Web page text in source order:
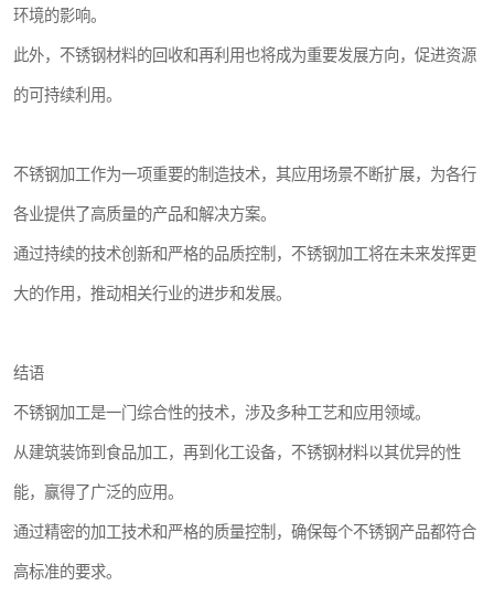
环境的影响。
此外，不锈钢材料的回收和再利用也将成为重要发展方向，促进资源
的可持续利用。
不锈钢加工作为一项重要的制造技术，其应用场景不断扩展，为各行
各业提供了高质量的产品和解决方案。
通过持续的技术创新和严格的品质控制，不锈钢加工将在未来发挥更
大的作用，推动相关行业的进步和发展。
结语
不锈钢加工是一门综合性的技术，涉及多种工艺和应用领域。
从建筑装饰到食品加工，再到化工设备，不锈钢材料以其优异的性
能，赢得了广泛的应用。
通过精密的加工技术和严格的质量控制，确保每个不锈钢产品都符合
高标准的要求。